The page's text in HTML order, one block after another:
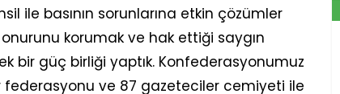
ile basının sorunlarına etkin çözümler
korumak ve hak ettiği saygın
bir güç birliği yaptık. Konfederasyonumuz
ve 87 gazeteciler cemiyeti ile